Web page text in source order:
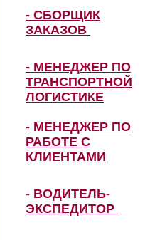
- СБОРЩИК
ЗАКАЗОВ
- МЕНЕДЖЕР ПО
ТРАНСПОРТНОЙ
ЛОГИСТИКЕ
- МЕНЕДЖЕР ПО
РАБОТЕ С
КЛИЕНТАМИ
- ВОДИТЕЛЬ-
ЭКСПЕДИТОР